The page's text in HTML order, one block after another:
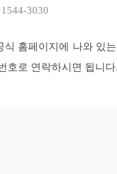
3030
식 홈페이지에 나와 있
호로 연락하시면 됩니다.